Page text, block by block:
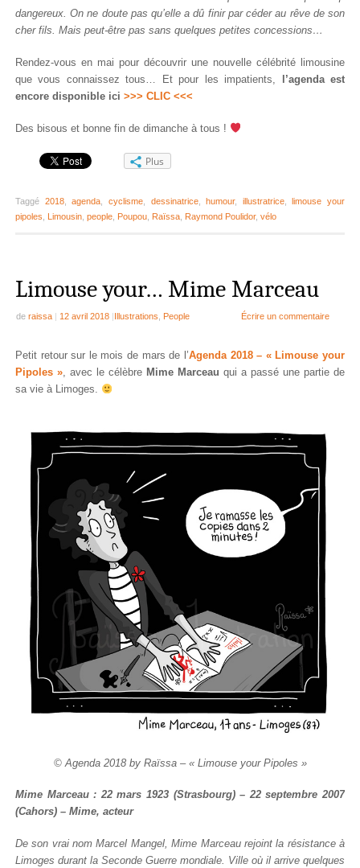
dangereux. On ne doute pas qu’elle a dû finir par céder au rêve de son
cher fils. Mais peut-être pas sans quelques petites concessions…
Rendez-vous en mai pour découvrir une nouvelle célébrité limousine
que vous connaissez tous… Et pour les impatients,
l’agenda est
encore disponible ici >>> CLIC <<<
Des bisous et bonne fin de dimanche à tous !
Plus
Taggé 2018,agenda cyclisme, dessinatrice,humour, illustratrice,limouse your
pipoles
Limousin, people, Poupou, Raïssa, Raymond Poulidor, vélo
Limouse your… Mime Marceau
de raissa | 12 avril 2018 |Illustrations People Écrire un commentaire
Petit retour sur le mois de mars de l’Agenda 2018 – « Limouse your
Pipoles », avec le célèbre Mime Marceau qui a passé une partie de
sa vie à Limoges.
© Agenda 2018 by Raïssa – « Limouse your Pipoles »
Mime Marceau : 22 mars 1923 (Strasbourg) – 22 septembre 2007
(Cahors) – Mime, acteur
De son vrai nom Marcel Mangel, Mime Marceau rejoint la résistance à
Limoges durant la Seconde Guerre mondiale. Ville où il arrive quelques